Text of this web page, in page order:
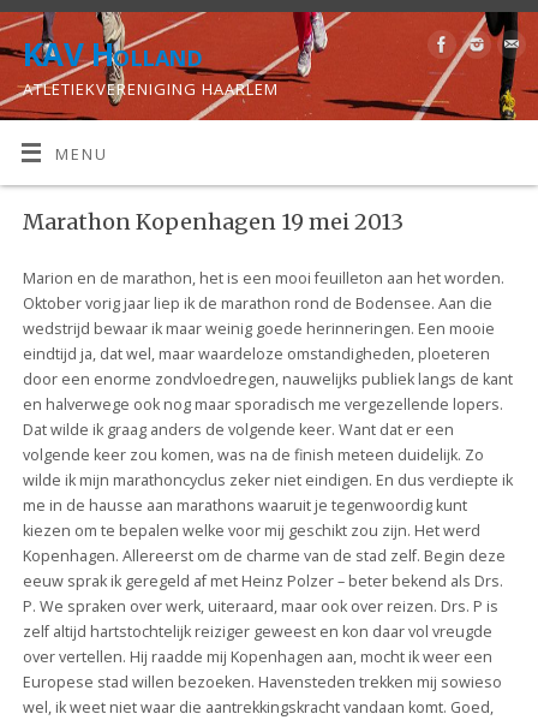
KAV Holland
ATLETIEKVERENIGING HAARLEM
MENU
Marathon Kopenhagen 19 mei 2013
Marion en de marathon, het is een mooi feuilleton aan het worden.
Oktober vorig jaar liep ik de marathon rond de Bodensee. Aan die
wedstrijd bewaar ik maar weinig goede herinneringen. Een mooie
eindtijd ja, dat wel, maar waardeloze omstandigheden, ploeteren
door een enorme zondvloedregen, nauwelijks publiek langs de kant
en halverwege ook nog maar sporadisch me vergezellende lopers.
Dat wilde ik graag anders de volgende keer. Want dat er een
volgende keer zou komen, was na de finish meteen duidelijk. Zo
wilde ik mijn marathoncyclus zeker niet eindigen. En dus verdiepte ik
me in de hausse aan marathons waaruit je tegenwoordig kunt
kiezen om te bepalen welke voor mij geschikt zou zijn. Het werd
Kopenhagen. Allereerst om de charme van de stad zelf. Begin deze
eeuw sprak ik geregeld af met Heinz Polzer – beter bekend als Drs.
P. We spraken over werk, uiteraard, maar ook over reizen. Drs. P is
zelf altijd hartstochtelijk reiziger geweest en kon daar vol vreugde
over vertellen. Hij raadde mij Kopenhagen aan, mocht ik weer een
Europese stad willen bezoeken. Havensteden trekken mij sowieso
wel, ik weet niet waar die aantrekkingskracht vandaan komt. Goed,